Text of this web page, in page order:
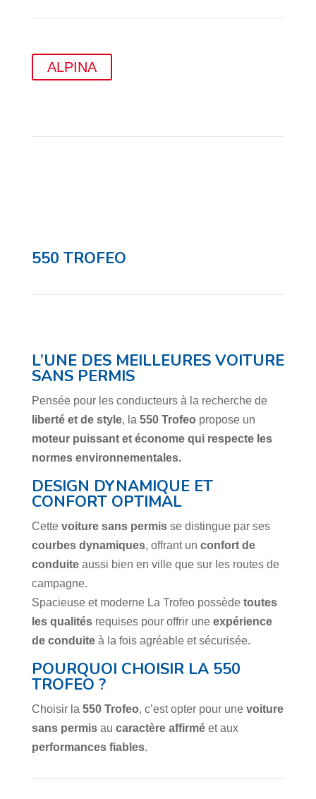
ALPINA
550 TROFEO
L’UNE DES MEILLEURES VOITURE
SANS PERMIS
Pensée pour les conducteurs à la recherche de
liberté et de style, la 550 Trofeo propose un
moteur puissant et économe qui respecte les
normes environnementales.
DESIGN DYNAMIQUE ET
CONFORT OPTIMAL
Cette voiture sans permisse distingue par ses
courbes dynamiques, offrant un confort de
conduite aussi bien en ville que sur les routes de
campagne.
Spacieuse et moderne La Trofeo possède toutes
les qualitésrequises pour offrir une expérience
de conduiteà la fois agréable et sécurisée.
POURQUOI CHOISIR LA 550
TROFEO ?
Choisir la 550 Trofeo, c’est opter pour une voiture
sans permisau caractère affirméet aux
performances fiables.